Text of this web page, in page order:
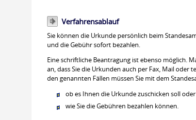
Verfahrensablauf
Sie können die Urkunde persönlich beim
und die Gebühr sofort bezahlen.
Eine schriftliche Beantragung ist ebenso möglich.
an, dass Sie die Urkunden auch per Fax, Mail oder
den genannten Fällen müssen Sie mit dem
ob es Ihnen die Urkunde zuschicken soll
wie Sie die Gebühren bezahlen können.